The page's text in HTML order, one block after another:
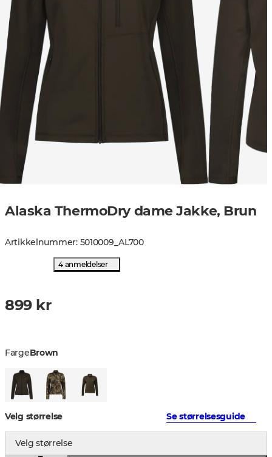
Alaska ThermoDry dame Jakke, Brun
Artikkelnummer: 5010009 _AL700
4 anmeldelser
899 kr
FargeBrown
Velg størrelse Se størrelsesguide
Velg størrelse